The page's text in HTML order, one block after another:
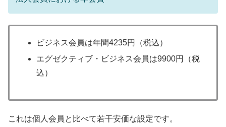
ビジネス会員は年間4235円（税込）
エグゼクティブ・ビジネス会員は9900円（税
込）
これは個人会員と比べて若干安価な設定です。